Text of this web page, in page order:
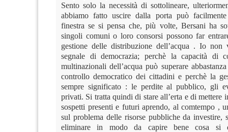
Sento solo la necessità di sottolineare,
abbiamo fatto uscire dalla porta può
finestra se si pensa che, più volte, Bersani ha
singoli comuni o loro consorsi possono far
gestione delle distribuzione dell’acqua . Io non
segnale di democrazia; perchè la capacità di
multinazionali dell’acqua può superare
controllo democratico dei cittadini e perchè la
sempre significato : le perdite al pubblico, gli
privati. Si tratta quindi di stare all’erta e di mettere
sospetti presenti e futuri aprendo, al comtempo ,
sul problema delle risorse pubbliche da investire,
eliminare in modo da capire bene cosa si